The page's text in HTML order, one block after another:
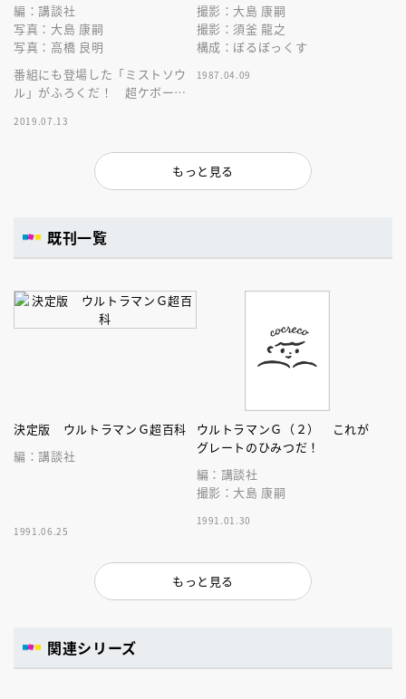
編：講談社
写真：大島 康嗣
写真：高橋 良明
番組にも登場した「ミストソウ
ル」がふろくだ！ 超ケボーン
ウバトルゲームに挑戦しよう！
2019.07.13
撮影：大島 康嗣
撮影：須釜 龍之
構成：ぼるぼっくす
1987.04.09
もっと見る
既刊一覧
決定版 ウルトラマンＧ超百科
編：講談社
1991.06.25
ウルトラマンＧ（２） これが
グレートのひみつだ！
編：講談社
撮影：大島 康嗣
1991.01.30
もっと見る
関連シリーズ